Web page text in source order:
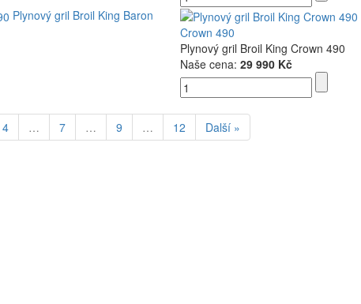
Plynový gril Broil King Baron
Crown 490
Plynový gril Broil King Crown 490
Naše cena:29 990 Kč
4 … 7 … 9 … 12 Další »